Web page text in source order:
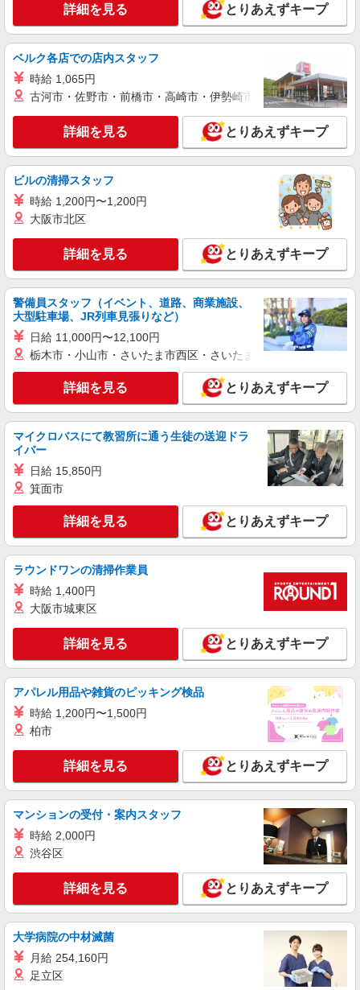
北区内【赤羽駅近く】
キープ 詳細を見る
派遣社員
株式会社kotrio /●SW-H1-2098994
[ 綺麗 ]高級シニアマンションで生活ケア/見守
りなど/東十条駅
時給1650円〜2312円 ＜日払い有/週払い有/交
通費全支給(ガソリン代含む)＞
キープ 詳細を見る
株式会社kotrio /●SW-H1-2099218
レア＊欠員により急募！シニア向けマンション
で生活サポート
時給1650円〜2312円 ＜日払い有/週払い有/交
通費全支給(ガソリン代含む)＞
東京都北区
詳細を見る
派遣社員
株式会社kotrio /●SW-H1-1981132
<赤羽>高時給&シフト柔軟でいいとこ取り♪サ
時給1550円〜2312円 ＜日払い有/週払い有/交
通費全支給(ガソリン代含む)＞
東京都北区≪最寄駅：赤羽≫
キープ 詳細を見る
派遣社員
株式会社kotrio /●SW-H1-2069787
東十条駅★未経験OKの人間関係に悩まない職
場へ★サ高住スタッフ
時給1650円〜2312円 ＜日払い有/週払い有/交
通費全支給(ガソリン代含む)＞
東京都北区
キープ 詳細を見る
派遣社員
株式会社kotrio /●SW-H1-2103123
東十条駅◎負担少なめの障がい者支援員★社会
時給1650円〜2312円 ＜日払い有/週払い有/交
通費全支給(ガソリン代含む)＞
北区【最寄駅：東十条駅】
キープ 詳細を見る
アルバイト パート
小規模多機能型居宅介護 せらび王子/1380000193-004
詳細を見る とりあえずキープ
ベルク各店での店内スタッフ
時給 1,065円
古河市・佐野市・前橋市・高崎市・伊勢崎市・太田市・館林市
詳細を見る とりあえずキープ
ビルの清掃スタッフ
時給 1,200円〜1,200円
大阪市北区
詳細を見る とりあえずキープ
警備員スタッフ（イベント、道路、商業施設、
大型駐車場、JR列車見張りなど）
日給 11,000円〜12,100円
栃木市・小山市・さいたま市西区・さいたま市岩槻区・久喜市・
詳細を見る とりあえずキープ
マイクロバスにて教習所に通う生徒の送迎ドラ
イバー
日給 15,850円
箕面市
詳細を見る とりあえずキープ
ラウンドワンの清掃作業員
時給 1,400円
大阪市城東区
詳細を見る とりあえずキープ
アパレル用品や雑貨のピッキング検品
時給 1,200円〜1,500円
柏市
詳細を見る とりあえずキープ
マンションの受付・案内スタッフ
時給 2,000円
渋谷区
詳細を見る とりあえずキープ
大学病院の中材滅菌
月給 254,160円
足立区